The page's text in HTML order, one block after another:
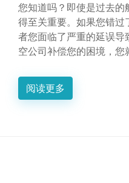
您知道吗？即使是过去
得至关重要。如果您错
者您面临了严重的延误
空公司补偿您的困境，您
阅读更多